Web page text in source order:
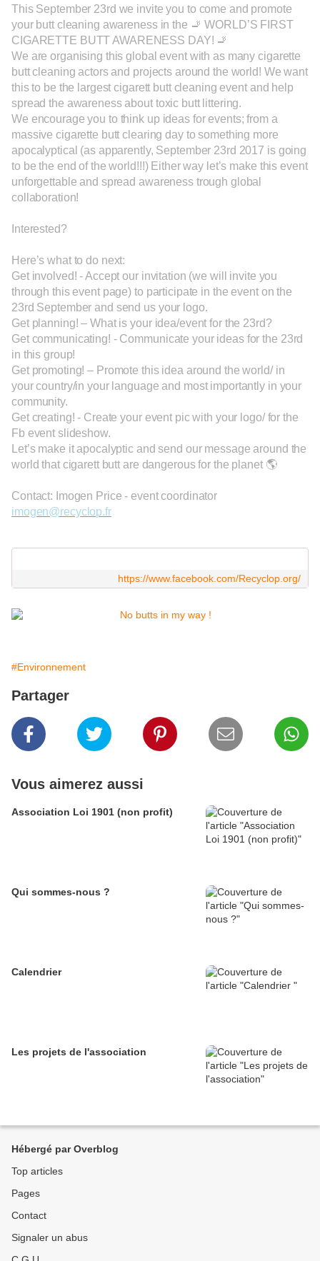
This September 23rd we inviteyou to come and promote
your butt cleaning awareness in the 🚬 WORLD’S FIRST
CIGARETTE BUTT AWARENESS DAY! 🚬
We are organising this global event with as many cigarette
butt cleaning actors and projects around the world! We want
this to be the largest cigarett butt cleaning event and help
spread the awareness about toxic butt littering.
We encourage you to think up ideas for events; from a
massive cigarette butt clearing day to something more
apocalyptical (as apparently, September 23rd 2017 is going
to be the end of the world!!!) Either way let’s make this event
unforgettable and spread awareness trough global
collaboration!
Interested?
Here’s what to do next:
Get involved! - Accept our invitation (we will invite you
through this event page) to participate in the event on the
23rd September and send us your logo.
Get planning! – What is your idea/event for the 23rd?
Get communicating! - Communicate your ideas for the 23rd
in this group!
Get promoting! – Promote this idea around the world/ in
your country/in your language and most importantly in your
community.
Get creating! - Create your event pic with your logo/ for the
Fb event slideshow.
Let’s make it apocalyptic and send our message around the
world that cigarett butt are dangerous for the planet 🌎
Contact: Imogen Price - event coordinator
imogen@recyclop.fr
https://www.facebook.com/Recyclop.org/
#Environnement
Partager
Vous aimerez aussi
Association Loi 1901 (non profit)
Qui sommes-nous ?
Calendrier
Les projets de l'association
Hébergé par Overblog
Top articles
Pages
Contact
Signaler un abus